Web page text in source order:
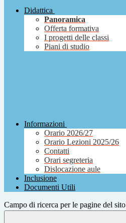
Didattica
Panoramica
Offerta formativa
I progetti delle classi
Piani di studio
Informazioni
Orario 2026/27
Orario Lezioni 2025/26
Contatti
Orari segreteria
Dislocazione aule
Inclusione
Documenti Utili
Campo di ricerca per le pagine del sito